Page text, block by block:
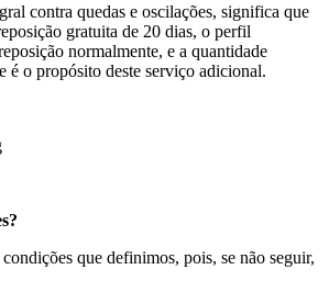
contra quedas e oscilações, significa que
gratuita de 20 dias, o perfil
normalmente, e a quantidade
é o propósito deste serviço adicional.
que definimos, pois, se não seguir,